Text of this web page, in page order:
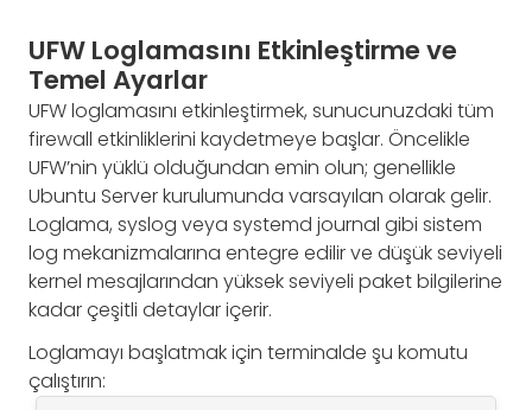
UFW Loglamasını Etkinleştirme ve
Temel Ayarlar
UFW loglamasını etkinleştirmek, sunucunuzdaki tüm
firewall etkinliklerini kaydetmeye başlar. Öncelikle
UFW’nin yüklü olduğundan emin olun; genellikle
Ubuntu Server kurulumunda varsayılan olarak gelir.
Loglama, syslog veya systemd journal gibi sistem
log mekanizmalarına entegre edilir ve düşük seviyeli
kernel mesajlarından yüksek seviyeli paket bilgilerine
kadar çeşitli detaylar içerir.
Loglamayı başlatmak için terminalde şu komutu
çalıştırın: